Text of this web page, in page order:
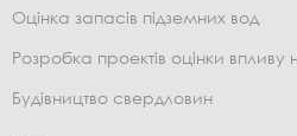
Оцінка запасів підземних вод
Розробка проектів оцінки впливу
Будівництво свердловин